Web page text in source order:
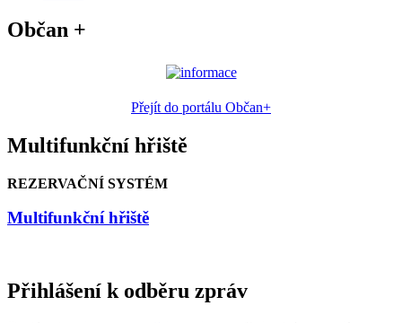
Občan +
Přejít do portálu Občan+
Multifunkční hřiště
REZERVAČNÍ SYSTÉM
Multifunkční hřiště
Přihlášení k odběru zpráv